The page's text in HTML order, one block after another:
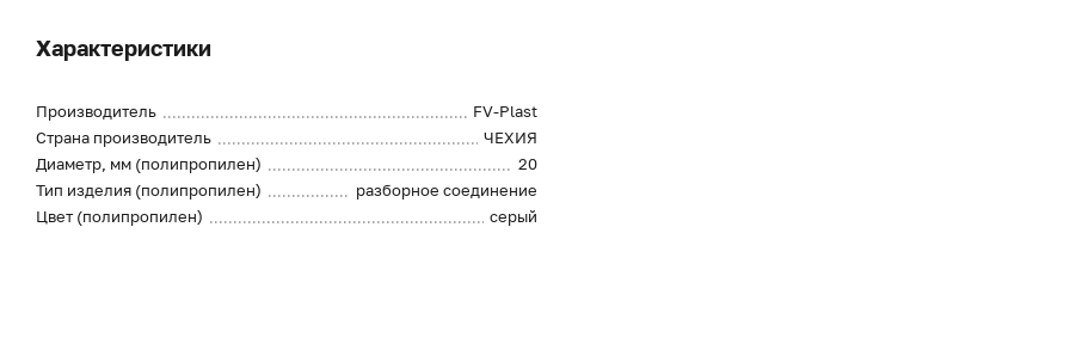
Характеристики
Производитель
FV-Plast
Страна производитель
ЧЕХИЯ
Диаметр, мм (полипропилен)
20
Тип изделия (полипропилен)
разборное соединение
Цвет (полипропилен)
серый